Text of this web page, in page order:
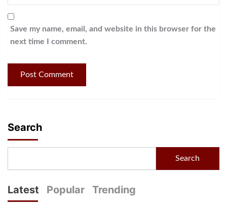
Save my name, email, and website in this browser for the
next time I comment.
Search
Search
Latest Popular Trending